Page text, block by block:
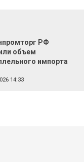
РФ
объем
импорта
14:33